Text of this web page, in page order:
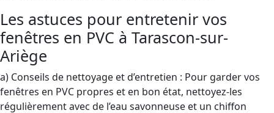
Les astuces pour entretenir vos
fenêtres en PVC à Tarascon-sur-
Ariège
a) Conseils de nettoyage et d’entretien : Pour garder vos
fenêtres en PVC propres et en bon état, nettoyez-les
régulièrement avec de l’eau savonneuse et un chiffon